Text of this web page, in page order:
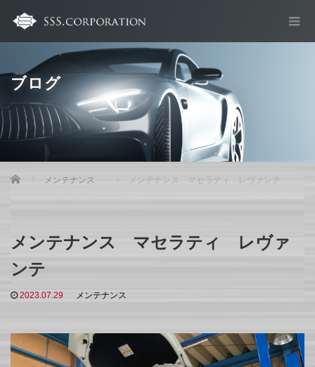
ブログ
Home メンテナンス メンテナンス マセラティ レヴァンテ
メンテナンス マセラティ レヴァ
ンテ
2023.07.29 メンテナンス